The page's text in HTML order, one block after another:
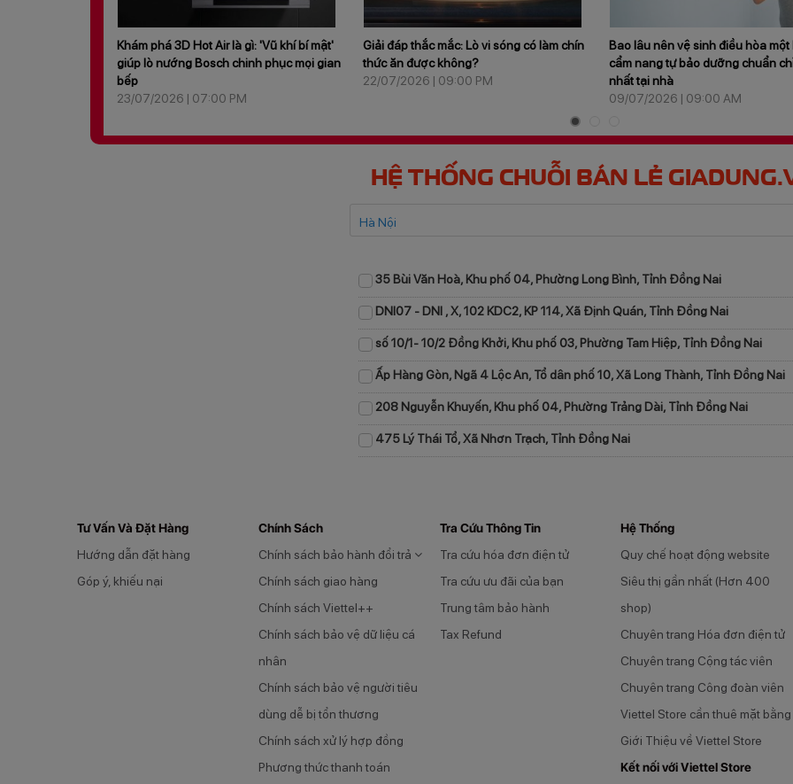
Giải đáp thắc mắc: Lò vi sóng có làm chín
thức ăn được không?
22/07/2026 | 09:00 PM
Bao lâu nên vệ sinh điều hòa một lần và
cẩm nang tự bảo dưỡng chuẩn chỉnh
nhất tại nhà
Bí quyết chọn size màn hình
nên mua tivi bao nhiêu inch cho
không gian trong năm 2026?
07/07/2026 | 07:00 PM
HỆ THỐNG CHUỖI BÁN LẺ
Hà Nội
35 Bùi Văn Hoà, Khu phố 04, Phường Long Bình, Tỉnh Đồng Nai
DNI07 - DNI , X, 102 KDC2, KP 114, Xã Định Quán, Tỉnh Đồng Nai
số 10/1- 10/2 Đồng Khởi, Khu phố 03, Phường Tam Hiệp, Tỉnh Đồng Nai
Ấp Hàng Gòn, Ngã 4 Lộc An, Tổ dân phố 10, Xã Long Thành, Tỉnh Đồng Nai
208 Nguyễn Khuyến, Khu phố 04, Phường Trảng Dài, Tỉnh Đồng Nai
475 Lý Thái Tổ, Xã Nhơn Trạch, Tỉnh Đồng Nai
Tư Vấn Và Đặt Hàng
Hướng dẫn đặt hàng
Góp ý, khiếu nại
Chính Sách
Chính sách bảo hành đổi trả
Chính sách giao hàng
Chính sách Viettel++
Chính sách bảo vệ dữ liệu cá
nhân
Chính sách bảo vệ người tiêu
dùng dễ bị tổn thương
Chính sách xử lý hợp đồng
Phương thức thanh toán
Tra Cứu Thông Tin
Tra cứu hóa đơn điện tử
Tra cứu ưu đãi của bạn
Trung tâm bảo hành
Tax Refund
Hệ Thống
Quy chế hoạt động website
Siêu thị gần nhất (Hơn 400
shop)
Chuyên trang Hóa đơn điện tử
Chuyên trang Cộng tác viên
Chuyên trang Công đoàn viên
Viettel Store cần thuê mặt bằng
Giới Thiệu về Viettel Store
Kết nối với Viettel Store